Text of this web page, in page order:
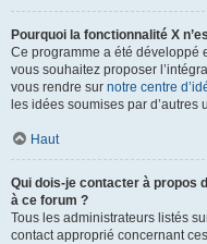
Pourquoi la fonctionnalité X
Ce programme a été développé
vous souhaitez proposer
vous rendre sur notre centre
les idées soumises par d’autres
Haut
Qui dois-je contacter à propos
à ce forum ?
Tous les administrateurs listés
contact approprié concernant